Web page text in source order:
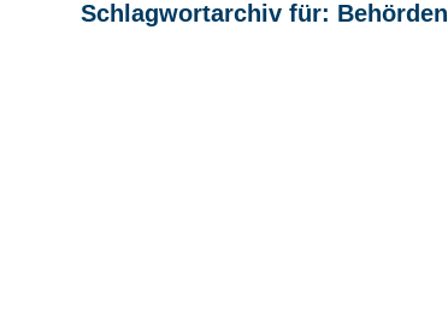
Schlagwortarchiv für: Behörden